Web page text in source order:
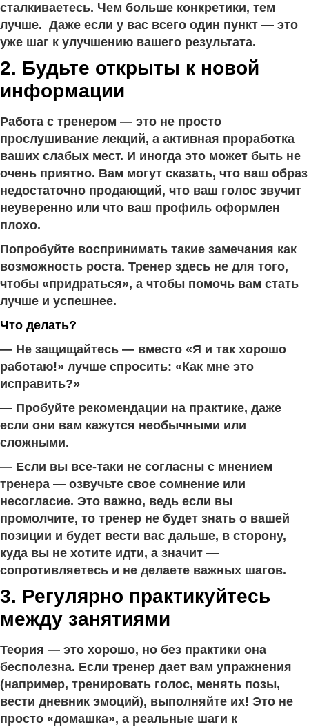
сталкиваетесь. Чем больше конкретики, тем
лучше. Даже если у вас всего один пункт — это
уже шаг к улучшению вашего результата.
2. Будьте открыты к новой
информации
Работа с тренером — это не просто
прослушивание лекций, а активная проработка
ваших слабых мест. И иногда это может быть не
очень приятно. Вам могут сказать, что ваш образ
недостаточно продающий, что ваш голос звучит
неуверенно или что ваш профиль оформлен
плохо.
Попробуйте воспринимать такие замечания как
возможность роста. Тренер здесь не для того,
чтобы «придраться», а чтобы помочь вам стать
лучше и успешнее.
Что делать?
— Не защищайтесь — вместо «Я и так хорошо
работаю!» лучше спросить: «Как мне это
исправить?»
— Пробуйте рекомендации на практике, даже
если они вам кажутся необычными или
сложными.
— Если вы все-таки не согласны с мнением
тренера — озвучьте свое сомнение или
несогласие. Это важно, ведь если вы
промолчите, то тренер не будет знать о вашей
позиции и будет вести вас дальше, в сторону,
куда вы не хотите идти, а значит —
сопротивляетесь и не делаете важных шагов.
3. Регулярно практикуйтесь
между занятиями
Теория — это хорошо, но без практики она
бесполезна. Если тренер дает вам упражнения
(например, тренировать голос, менять позы,
вести дневник эмоций), выполняйте их! Это не
просто «домашка», а реальные шаги к